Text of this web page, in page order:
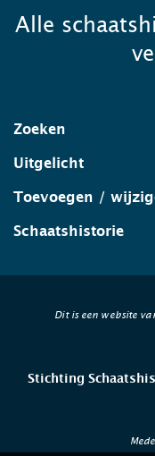
Alle
Zoeken
Uitgelicht
Toevoegen /
Schaatshistorie
Dit is een website
Stichting